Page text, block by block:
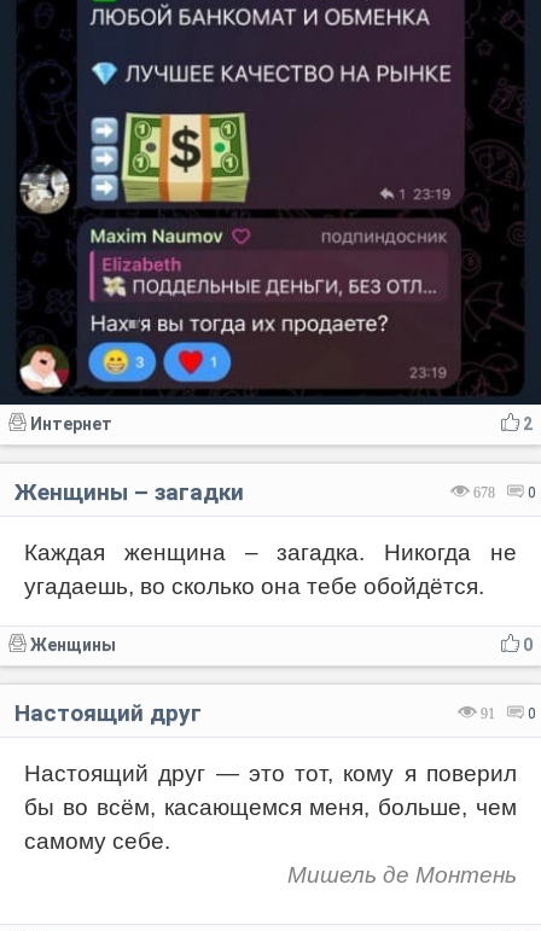
2
Интернет
678 0
Женщины – загадки
Каждая женщина – загадка. Никогда не
угадаешь, во сколько она тебе обойдётся.
0
Женщины
91 0
Настоящий друг
Настоящий друг — это тот, кому я поверил
бы во всём, касающемся меня, больше, чем
самому себе.
Мишель де Монтень